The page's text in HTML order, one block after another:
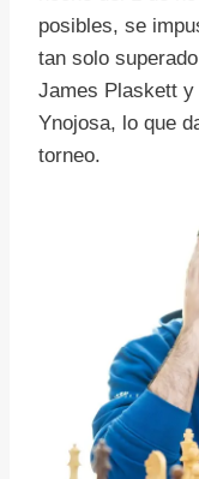
posibles, se
tan solo
James Plaskett
Ynojosa, lo que
torneo.